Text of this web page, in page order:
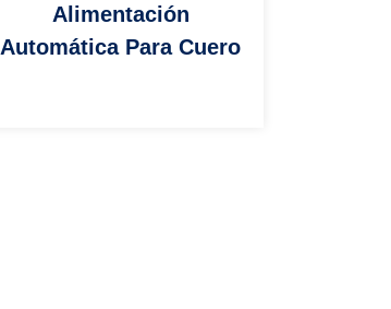
Alimentación
Automática Para Cuero